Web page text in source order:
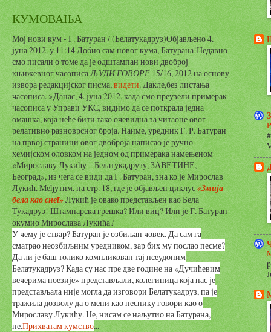
КУМОВАЊА
Мој нови кум - Г. Батуран / (Белатукадруз)Објављено 4.
јуна 2012. у 11:14 Добио сам новог кума, Батурана!Недавно
смо писали о томе да је одштампан нови двоброј
књижевног часописаЉУДИ ГОВОРЕ15/16, 2012 на основу
извора редакцијског писма,видети.Дакле,без листања
часописа. >Данас, 4. јуна 2012, када смо преузели примерак
часописа у Управи УКС, видимо да се поткрала једна
омашка, која неће бити тако очевидна за читаоце овог
релативно разноврсног броја. Наиме, уредник Г. Р. Батуран
на првој страници овог двоброја написао је ручно
хемијском оловком на једном од примерака намењеном
«Мирославу Лукићу – Белатукадрузу, ЗАВЕТИНЕ,
Београд», из чега се види да Г. Батуран, зна ко је Мирослав
Лукић. Међутим, на стр. 18, где је објављен циклус«Змија
бела као снег»Лукић је овако представљен каоБела
Тукадруз! Штампарска грешка? Или виц? Или је Г. Батуран
окумиоМирослава Лукића?
У чему је ствар? Батуран је озбиљан човек. Да сам га
сматрао неозбиљним уредником, зар бих му послао песме?
Да ли је баш толико компликован тај псеудоним
Белатукадруз?Када су нас пре две године на «Дучићевим
вечерима поезије» представљали, колегиница која нас је
представљаланије могла да изговори Белатукадруз, па је
тражила дозволу да о мени као песнику говори као о
Мирославу Лукићу. Не, нисам се наљутио на Батурана,
не.Прихватам кумство...